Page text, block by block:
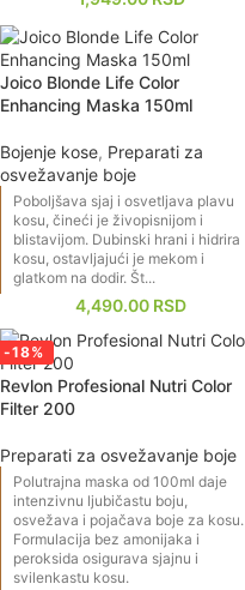
Joico Blonde Life Color
Enhancing Maska 150ml
Bojenje kose, Preparati za
osvežavanje boje
4,490.00 RSD
Poboljšava sjaj i osvetljava plavu
kosu, čineći je živopisnijom i
blistavijom. Dubinski hrani i hidrira
kosu, ostavljajući je mekom i
glatkom na dodir. Št...
-18%
Revlon Profesional Nutri Color
Filter 200
Preparati za osvežavanje boje
Polutrajna maska od 100ml daje
intenzivnu ljubičastu boju,
osvežava i pojačava boje za kosu.
Formulacija bez amonijaka i
peroksida osigurava sjajnu i
svilenkastu kosu.